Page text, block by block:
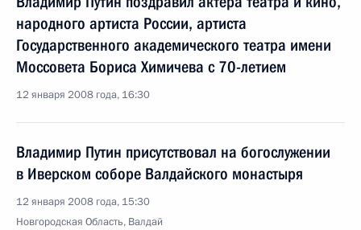
народного артиста России, артиста
Государственного академического театра имени
Моссовета Бориса Химичева с 70-летием
12 января 2008 года, 16:30
Владимир Путин присутствовал на богослужении
в Иверском соборе Валдайского монастыря
12 января 2008 года, 15:30
Новгородская Область, Валдай